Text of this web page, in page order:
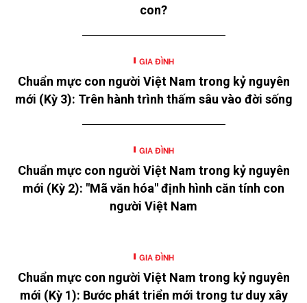
con?
GIA ĐÌNH
Chuẩn mực con người Việt Nam trong kỷ nguyên
mới (Kỳ 3): Trên hành trình thấm sâu vào đời sống
GIA ĐÌNH
Chuẩn mực con người Việt Nam trong kỷ nguyên
mới (Kỳ 2): "Mã văn hóa" định hình căn tính con
người Việt Nam
GIA ĐÌNH
Chuẩn mực con người Việt Nam trong kỷ nguyên
mới (Kỳ 1): Bước phát triển mới trong tư duy xây